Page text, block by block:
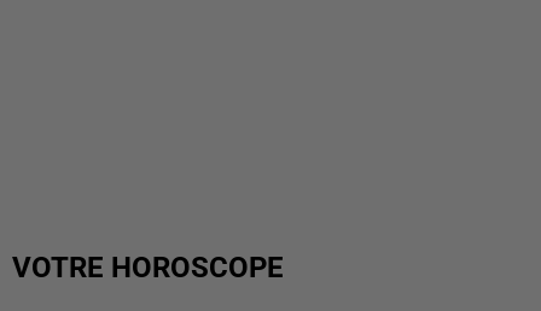
VOTRE HOROSCOPE